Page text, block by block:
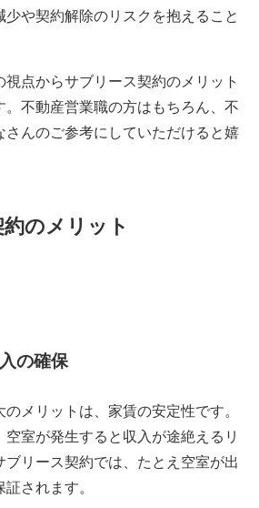
や契約解除のリスクを抱えること
点からサブリース契約のメリット
。不動産営業職の方はもちろん、不
さんのご参考にしていただけると嬉
のメリット
の確保
メリットは、家賃の安定性です。
室が発生すると収入が途絶えるリ
ブリース契約では、たとえ空室が出
されます。